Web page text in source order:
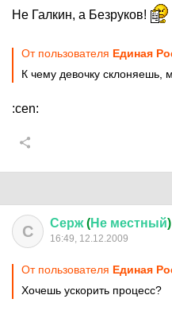
Не Галкин, а Безруков!
От пользователя Единая
К чему девочку склоняешь,
:cen:
С Серж(Не местный)
16:49, 12.12.2009
От пользователя Единая
Хочешь ускорить процесс?